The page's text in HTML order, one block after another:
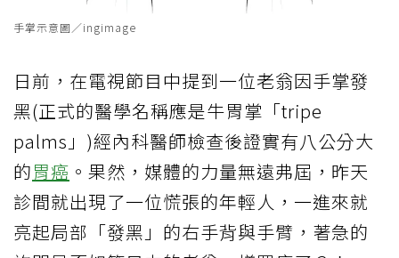
手掌示意圖／ingimage
日前，在電視節目中提到一位老翁因手掌發
黑(正式的醫學名稱應是牛胃掌「tripe
palms」)經內科醫師檢查後證實有八公分大
的胃癌 。果然，媒體的力量無遠弗屆，昨天
診間就出現了一位慌張的年輕人，一進來就
亮起局部「發黑」的右手背與手臂，著急的